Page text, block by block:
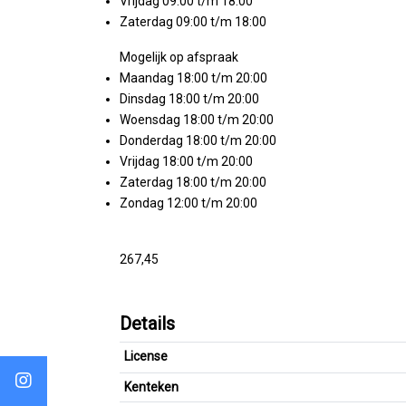
Zaterdag 09:00 t/m 18:00
Mogelijk op afspraak
Maandag 18:00 t/m 20:00
Dinsdag 18:00 t/m 20:00
Woensdag 18:00 t/m 20:00
Donderdag 18:00 t/m 20:00
Vrijdag 18:00 t/m 20:00
Zaterdag 18:00 t/m 20:00
Zondag 12:00 t/m 20:00
267,45
Details
License
Kenteken